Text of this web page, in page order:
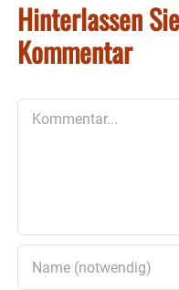
Hinterlassen
Kommentar